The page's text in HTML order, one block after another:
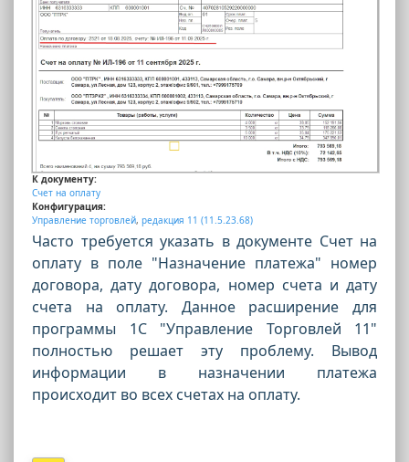
К документу:
Счет на оплату
Конфигурация:
Управление торговлей, редакция 11 (11.5.23.68)
Часто требуется указать в документе Счет на
оплату в поле "Назначение платежа" номер
договора, дату договора, номер счета и дату
счета на оплату. Данное расширение для
программы 1С "Управление Торговлей 11"
полностью решает эту проблему. Вывод
информации в назначении платежа
происходит во всех счетах на оплату.